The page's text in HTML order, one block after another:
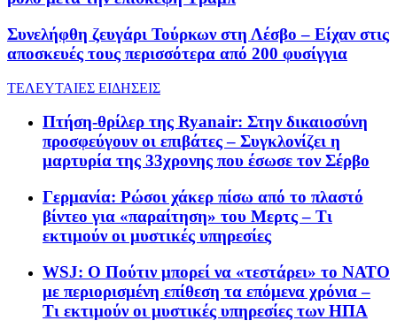
Συνελήφθη ζευγάρι Τούρκων στη Λέσβο – Είχαν στις
αποσκευές τους περισσότερα από 200 φυσίγγια
ΤΕΛΕΥΤΑΙΕΣ ΕΙΔΗΣΕΙΣ
Πτήση-θρίλερ της Ryanair: Στην δικαιοσύνη
προσφεύγουν οι επιβάτες – Συγκλονίζει η
μαρτυρία της 33χρονης που έσωσε τον Σέρβο
Γερμανία: Ρώσοι χάκερ πίσω από το πλαστό
βίντεο για «παραίτηση» του Μερτς – Τι
εκτιμούν οι μυστικές υπηρεσίες
WSJ: Ο Πούτιν μπορεί να «τεστάρει» το ΝΑΤΟ
με περιορισμένη επίθεση τα επόμενα χρόνια –
Τι εκτιμούν οι μυστικές υπηρεσίες των ΗΠΑ